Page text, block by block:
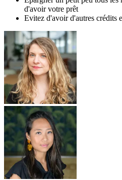
d'avoir votre prêt
Evitez d'avoir d'autres crédits